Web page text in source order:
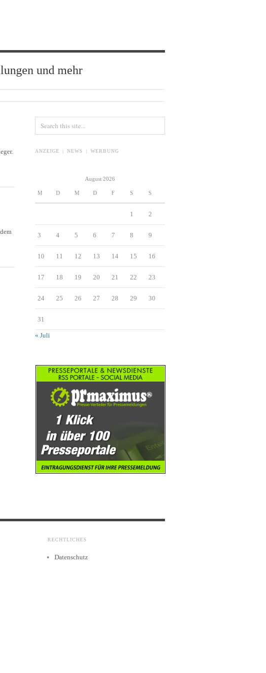
und mehr
ANZEIGE | NEWS | WERBUNG
August 2026
M D M D F S S
1 2
3 4 5 6 7 8 9
10 11 12 13 14 15 16
17 18 19 20 21 22 23
24 25 26 27 28 29 30
31
« Juli
RECHTLICHES
Datenschutz